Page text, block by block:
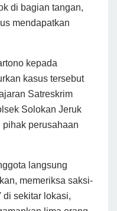
di bagian tangan,
mendapatkan
kepada
kasus tersebut
Satreskrim
Solokan Jeruk
perusahaan
langsung
memeriksa saksi-
di sekitar lokasi,